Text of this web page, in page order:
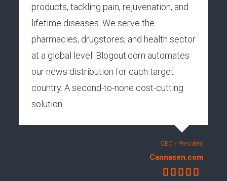
products, tackling pain, rejuvenation, and
lifetime diseases. We serve the
pharmacies, drugstores, and health sector
at a global level. Blogout.com automates
our news distribution for each target
country. A second-to-none cost-cutting
solution.
CEO / President
Cannasen.com